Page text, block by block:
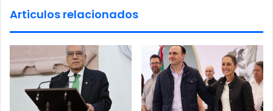
s
t
u
s
e
p
Articulos relacionados